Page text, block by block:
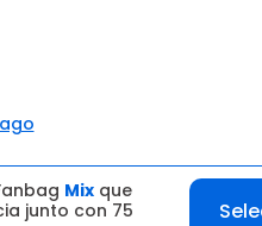
Mixque
junto con 75